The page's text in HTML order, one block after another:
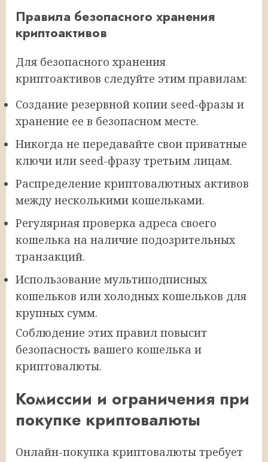
Правила безопасного хранения
криптоактивов
Для безопасного хранения
криптоактивов следуйте этим правилам:
Создание резервной копии seed-фразы и
хранение ее в безопасном месте.
Никогда не передавайте свои приватные
ключи или seed-фразу третьим лицам.
Распределение криптовалютных активов
между несколькими кошельками.
Регулярная проверка адреса своего
кошелька на наличие подозрительных
транзакций.
Использование мультиподписных
кошельков или холодных кошельков для
крупных сумм.
Соблюдение этих правил повысит
безопасность вашего кошелька и
криптовалюты.
Комиссии и ограничения при
покупке криптовалюты
Онлайн-покупка криптовалюты требует